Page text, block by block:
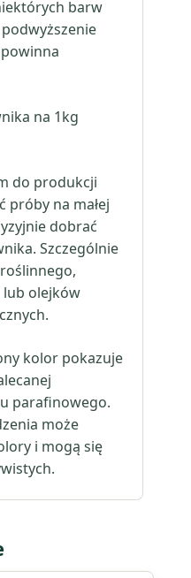
barw
na 1kg
do produkcji
próby na małej
dobrać
Szczególnie
olejków
kolor pokazuje
parafinowego.
może
i mogą się